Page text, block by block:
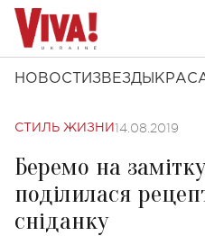
НОВОСТИ ЗВЕЗДЫ
СТИЛЬ ЖИЗНИ 14.08.2019
Беремо на
поділилася
сніданку